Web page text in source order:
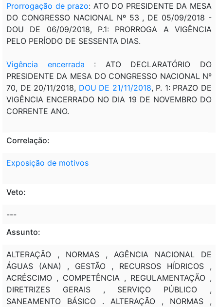
Prorrogação de prazo: ATO DO PRESIDENTE DA MESA
DO CONGRESSO NACIONAL Nº 53 , DE 05/09/2018 -
DOU DE 06/09/2018, P.1: PRORROGA A VIGÊNCIA
PELO PERÍODO DE SESSENTA DIAS.
Vigência encerrada : ATO DECLARATÓRIO DO
PRESIDENTE DA MESA DO CONGRESSO NACIONAL Nº
70, DE 20/11/2018, DOU DE 21/11/2018, P. 1: PRAZO DE
VIGÊNCIA ENCERRADO NO DIA 19 DE NOVEMBRO DO
CORRENTE ANO.
Correlação:
Exposição de motivos
Veto:
---
Assunto:
ALTERAÇÃO , NORMAS , AGÊNCIA NACIONAL DE
ÁGUAS (ANA) , GESTÃO , RECURSOS HÍDRICOS ,
ACRÉSCIMO , COMPETÊNCIA , REGULAMENTAÇÃO ,
DIRETRIZES GERAIS , SERVIÇO PÚBLICO ,
SANEAMENTO BÁSICO . ALTERAÇÃO , NORMAS ,